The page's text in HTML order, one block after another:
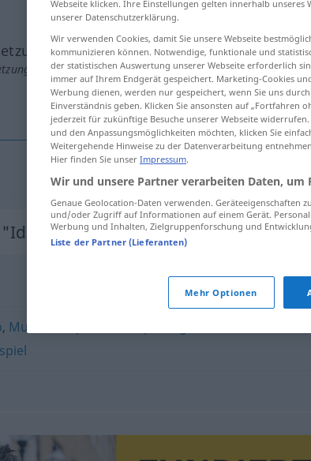
anklicken/antippen)
Idealtyp
"Idealtyp"
, Musterbeispiel
Webseite klicken. Ihre Einstellungen gelten innerhalb
unserer Datenschutzerklärung.
Wir verwenden Cookies, damit Sie unsere Webseite
kommunizieren können. Notwendige, funktionale und
der statistischen Auswertung unserer Webseite erforderlich
immer auf Ihrem Endgerät gespeichert. Marketing-Cookies
Werbung dienen, werden nur gespeichert, wenn Sie uns
Einverständnis geben. Klicken Sie ansonsten auf „Fortfahren
jederzeit für zukünftige Besuche unserer Webseite
und den Anpassungsmöglichkeiten möchten, klicken Sie
Weitergehende Hinweise zu der Datenverarbeitung
Hier finden Sie unser Impressum.
Wir und unsere Partner verarbeiten Daten, um
Genaue Geolocation-Daten verwenden. Geräteeigenschaften
und/oder Zugriff auf Informationen auf einem Gerät.
Werbung und Inhalten, Zielgruppenforschung und
Liste der Partner (Lieferanten)
Mehr Optionen